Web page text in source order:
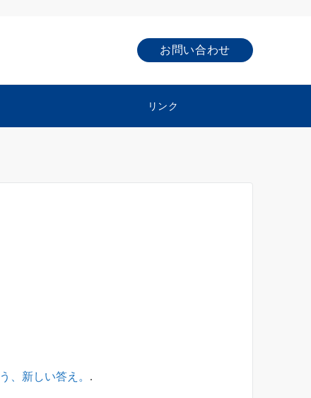
お問い合わせ
リンク
、新しい答え。 .